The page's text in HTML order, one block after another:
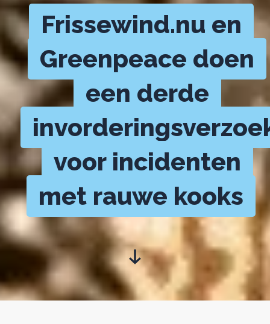
Frissewind.nu en
Greenpeace doen
een derde
voor incidenten
met rauwe kooks